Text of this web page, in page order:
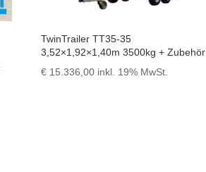
TwinTrailer TT35-35
3,52×1,92×1,40m 3500kg + Zubehör
€ 15.336,00 inkl. 19% MwSt.